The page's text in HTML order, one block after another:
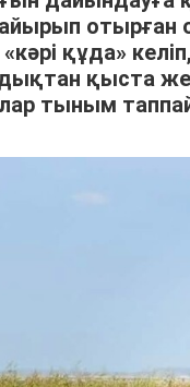
отырған
«кәрі құда»
қыста
тыным